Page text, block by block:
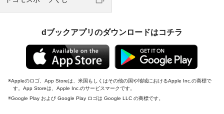
dブックアプリのダウンロードはコチラ
Appleのロゴ、App Storeは、米国もしくはその他の国や地域におけるApple Inc.の商標で
す。App Storeは、Apple Inc.のサービスマークです。
Google Play および Google Play ロゴは Google LLC の商標です。